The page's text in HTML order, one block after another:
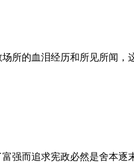
所的血泪经历和所见所闻
强而追求宪政必然是舍本逐